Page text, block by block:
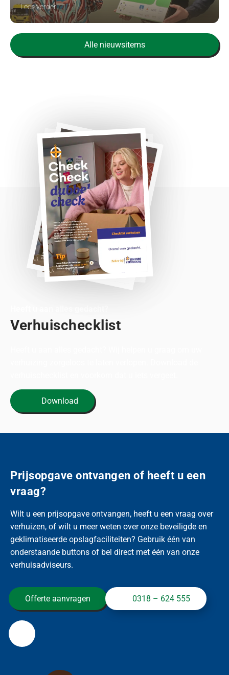
Lees verder
Alle nieuwsitems
Verhuischecklist
Download
Prijsopgave ontvangen of heeft u een
vraag?
Wilt u een prijsopgave ontvangen, heeft u een vraag over
verhuizen, of wilt u meer weten over onze beveiligde en
geklimatiseerde opslagfaciliteiten? Gebruik één van
onderstaande buttons of bel direct met één van onze
verhuisadviseurs.
Offerte aanvragen 0318 – 624 555